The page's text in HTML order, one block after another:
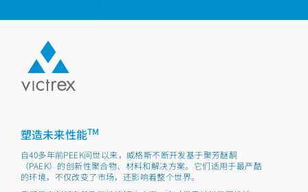
年产能达到1,000吨
年产能为1,000吨的生产厂投产
塑造未来性能TM
自40多年前PEEK问世以来，威格斯不断开发基于聚芳醚酮
（PAEK）的创新性聚合物、材料和解决方案。它们适用于最严酷
的环境，不仅改变了市场，还影响着整个世界。